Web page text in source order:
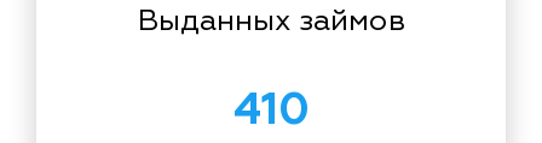
Выданных займов
410